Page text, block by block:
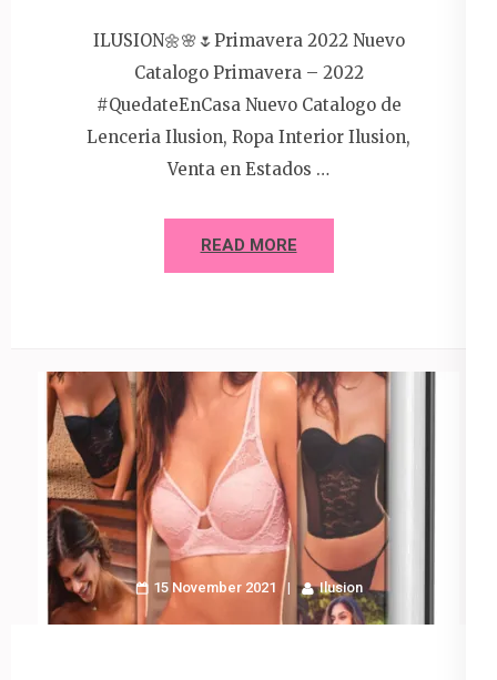
ILUSION🌼🌸🌷Primavera 2022 Nuevo
Catalogo Primavera – 2022
#QuedateEnCasa Nuevo Catalogo de
Lenceria Ilusion, Ropa Interior Ilusion,
Venta en Estados …
READ MORE
15 November 2021 Ilusion